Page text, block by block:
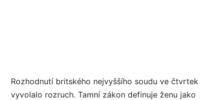
Rozhodnutí britského nejvyššího soudu ve čtvrtek
vyvolalo rozruch. Tamní zákon definuje ženu jako